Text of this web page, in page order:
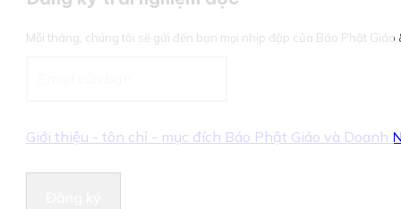
Mỗi tháng, chúng tôi sẽ gửi đến bạn mọi nhịp đập của Báo Phật Giáo
Giới thiệu - tôn chỉ - mục đích Báo Phật Giáo và Doanh